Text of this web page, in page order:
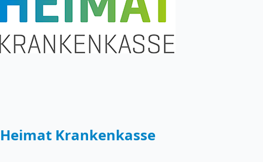
Heimat Krankenkasse